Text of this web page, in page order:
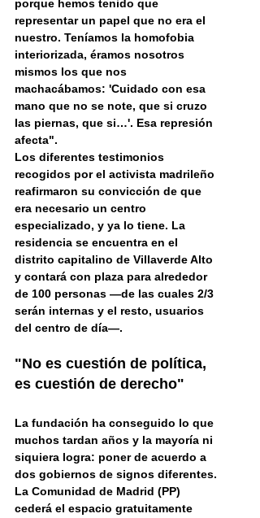
porque hemos tenido que
representar un papel que no era el
nuestro. Teníamos la homofobia
interiorizada, éramos nosotros
mismos los que nos
machacábamos: 'Cuidado con esa
mano que no se note, que si cruzo
las piernas, que si…'. Esa represión
afecta".
Los diferentes testimonios
recogidos por el activista madrileño
reafirmaron su convicción de que
era necesario un centro
especializado, y ya lo tiene. La
residencia se encuentra en el
distrito capitalino de Villaverde Alto
y contará con plaza para alrededor
de 100 personas —de las cuales 2/3
serán internas y el resto, usuarios
del centro de día—.
"No es cuestión de política,
es cuestión de derecho"
La fundación ha conseguido lo que
muchos tardan años y la mayoría ni
siquiera logra: poner de acuerdo a
dos gobiernos de signos diferentes.
La Comunidad de Madrid (PP)
cederá el espacio gratuitamente